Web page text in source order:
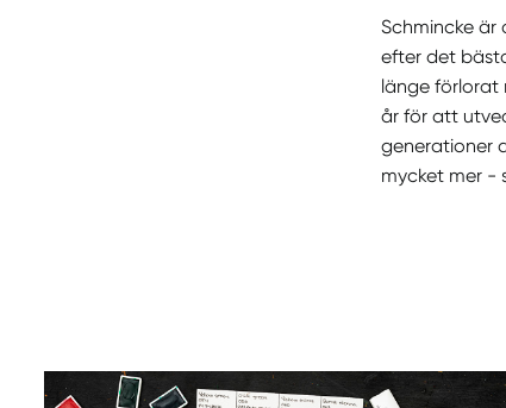
Schmincke är
efter det
länge förlorat
år för att
generationer
mycket mer -